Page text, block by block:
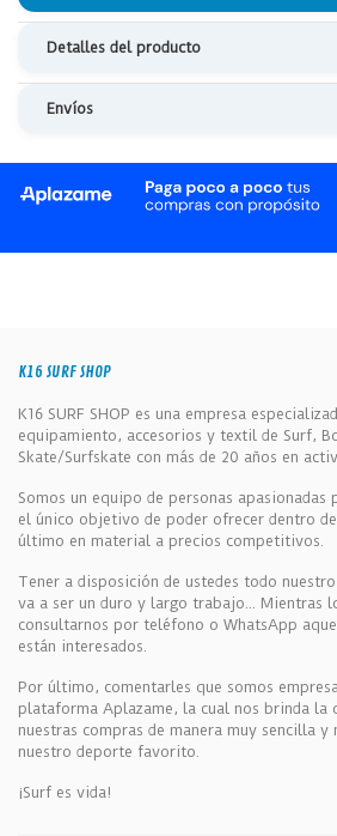
Detalles del producto
Envíos
K16 SURF SHOP
K16 SURF SHOP es una empresa
equipamiento, accesorios y textil de Surf,
Skate/Surfskate con más de 20 años en
Somos un equipo de personas apasionadas
el único objetivo de poder ofrecer dentro
último en material a precios competitivos.
Tener a disposición de ustedes todo
va a ser un duro y largo trabajo... Mientras
consultarnos por teléfono o WhatsApp
están interesados.
Por último, comentarles que somos
plataforma Aplazame, la cual nos brinda la
nuestras compras de manera muy sencilla
nuestro deporte favorito.
¡Surf es vida!